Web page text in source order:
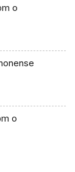
o
o